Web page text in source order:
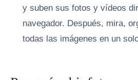
y suben sus fotos y vídeos
navegador. Después, mira,
todas las imágenes en un